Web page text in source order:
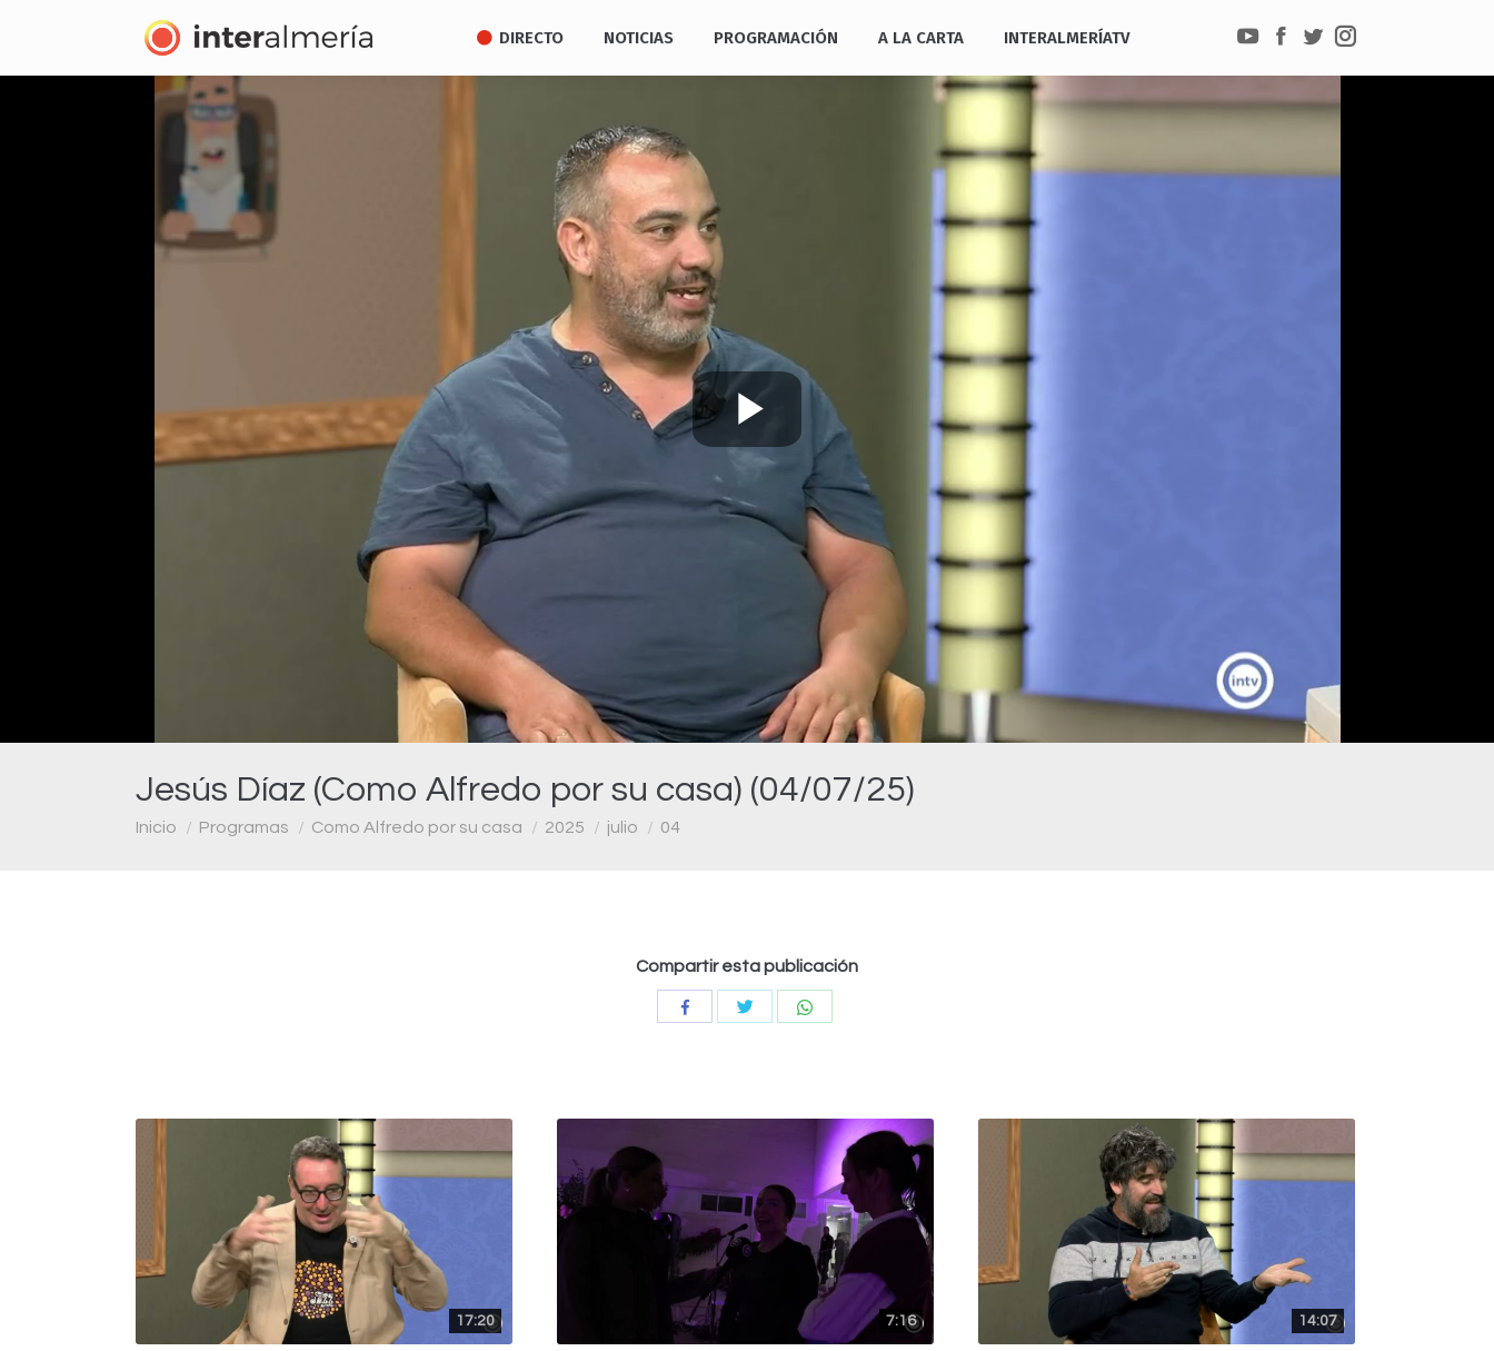
DIRECTO NOTICIAS PROGRAMACIÓN A LA CARTA INTERALMERÍATV
YouTube
Facebook
TwitterInstagram
Jesús Díaz (Como Alfredo por su casa) (04/07/25)
Estás aquí:
Inicio Programas Como Alfredo por su casa 2025 julio 04
Play
Video
Compartir esta publicación
CompartirCompartir
17:20 7:16 14:07